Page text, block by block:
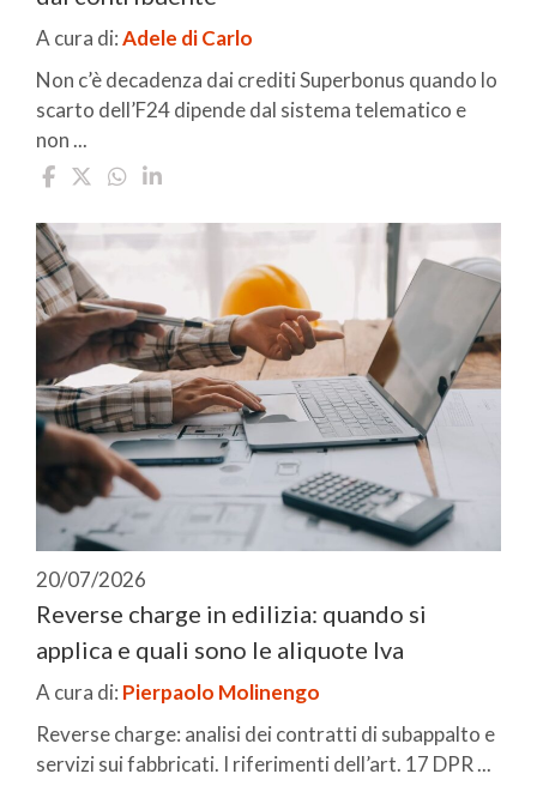
A cura di:Adele di Carlo
Non c’è decadenza dai crediti Superbonus quando lo
scarto dell’F24 dipende dal sistema telematico e
non ...
20/07/2026
Reverse charge in edilizia: quando si
applica e quali sono le aliquote Iva
A cura di: Pierpaolo Molinengo
Reverse charge: analisi dei contratti di subappalto e
servizi sui fabbricati. I riferimenti dell’art. 17 DPR ...